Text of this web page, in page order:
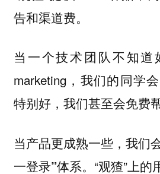
告和渠道费。
当一个技术团队不知道
marketing，我们的同学
特别好，我们甚至会免费
当产品更成熟一些，我们
一登录”体系。“观猹”上